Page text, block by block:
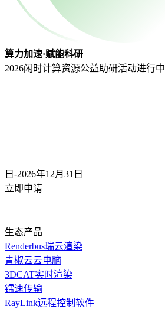
算力加速·赋能科研
2026闲时计算资源公益助研活动进行中
日-2026年12月31 日
立即申请
生态产品
Renderbus瑞云渲染
青椒云云电脑
3DCAT实时渲染
镭速传输
RayLink远程控制软件